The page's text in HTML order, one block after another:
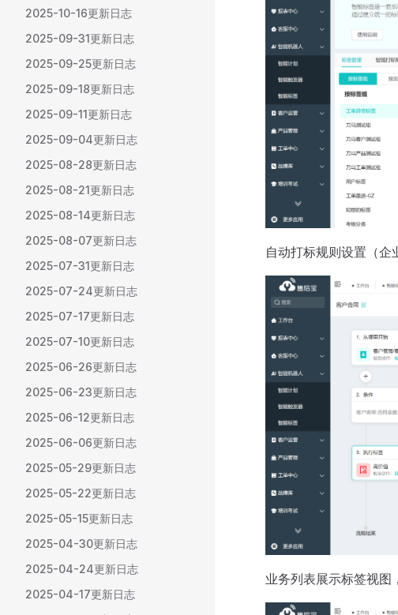
2025-10-16更新日志
2025-09-31更新日志
2025-09-25更新日志
2025-09-18更新日志
2025-09-11更新日志
2025-09-04更新日志
2025-08-28更新日志
2025-08-21更新日志
2025-08-14更新日志
2025-08-07更新日志
2025-07-31更新日志
2025-07-24更新日志
2025-07-17更新日志
2025-07-10更新日志
2025-06-26更新日志
2025-06-23更新日志
2025-06-12更新日志
2025-06-06更新日志
2025-05-29更新日志
2025-05-22更新日志
2025-05-15更新日志
2025-04-30更新日志
2025-04-24更新日志
2025-04-17更新日志
自动打标规则设置（企
业务列表展示标签视图